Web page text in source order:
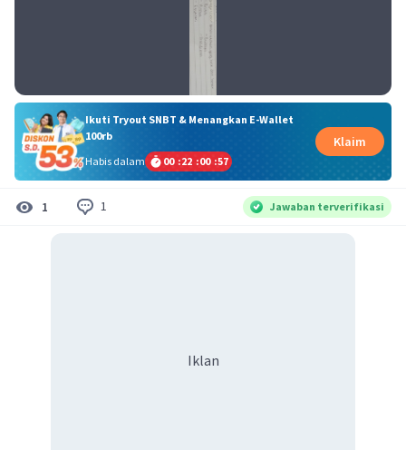
Ikuti Tryout SNBT & Menangkan E-Wallet
100rb
Habis dalam
00 :22 :00 :57
Klaim
1 1 Jawaban terverifikasi
Iklan